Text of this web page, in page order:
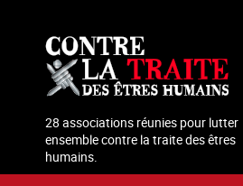
contenu
principal
28 associations réunies pour lutter
ensemble contre la traite des êtres
humains.